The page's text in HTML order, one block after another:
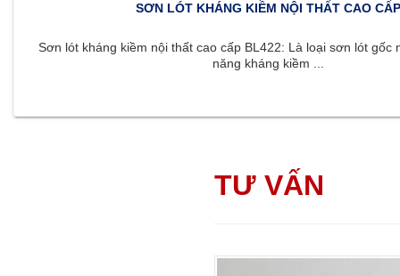
SƠN LÓT KHÁNG KIỀM NỘI THẤT CAO CẤP
Sơn lót kháng kiềm nội thất cao cấp BL422: Là loại sơn lót gốc
năng kháng kiềm ...
TƯ VẤN